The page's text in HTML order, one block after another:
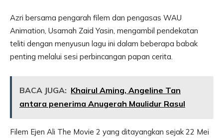
Azri bersama pengarah filem dan pengasas WAU
Animation, Usamah Zaid Yasin, mengambil pendekatan
teliti dengan menyusun lagu ini dalam beberapa babak
penting melalui sesi perbincangan papan cerita.
BACA JUGA: Khairul Aming, Angeline Tan
antara penerima Anugerah Maulidur Rasul
Filem Ejen Ali The Movie 2 yang ditayangkan sejak 22 Mei